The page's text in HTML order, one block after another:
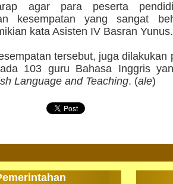
agar para peserta
kesempatan yang sangat
kata Asisten IV Basran Yunus.
tersebut, juga dilakukan
103 guru Bahasa Inggris
Language and Teaching. (ale)